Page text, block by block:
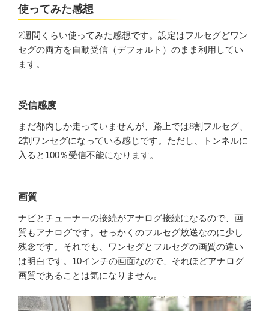
使ってみた感想
2週間くらい使ってみた感想です。設定はフルセグどワン
セグの両方を自動受信（デフォルト）のまま利用してい
ます。
受信感度
まだ都内しか走っていませんが、路上では8割フルセグ、
2割ワンセグになっている感じです。ただし、トンネルに
入ると100％受信不能になります。
画質
ナビとチューナーの接続がアナログ接続になるので、画
質もアナログです。せっかくのフルセグ放送なのに少し
残念です。それでも、ワンセグとフルセグの画質の違い
は明白です。10インチの画面なので、それほどアナログ
画質であることは気になりません。